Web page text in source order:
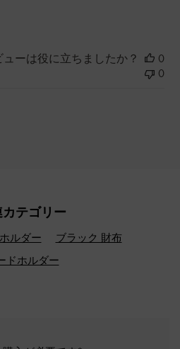
ューは役に立ちましたか？
0
0
カテゴリー
ルダー
ブラック 財布
ドホルダー